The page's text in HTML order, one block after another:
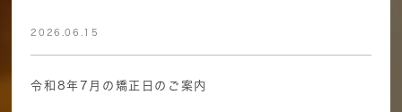
2026.06.15
令和8年7月の矯正日のご案内